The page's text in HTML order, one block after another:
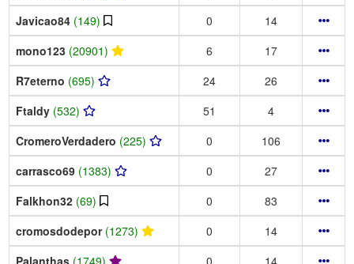
Javicao84 (149) 0
14
mono123 (20901) 6
17
R7eterno (695) 24
26
Ftaldy (532) 51
4
CromeroVerdadero (225) 0
106
carrasco69 (1383) 0
27
Falkhon32 (69) 0
83
cromosdodepor (1273) 0
14
Palanthas (1749) 0
14